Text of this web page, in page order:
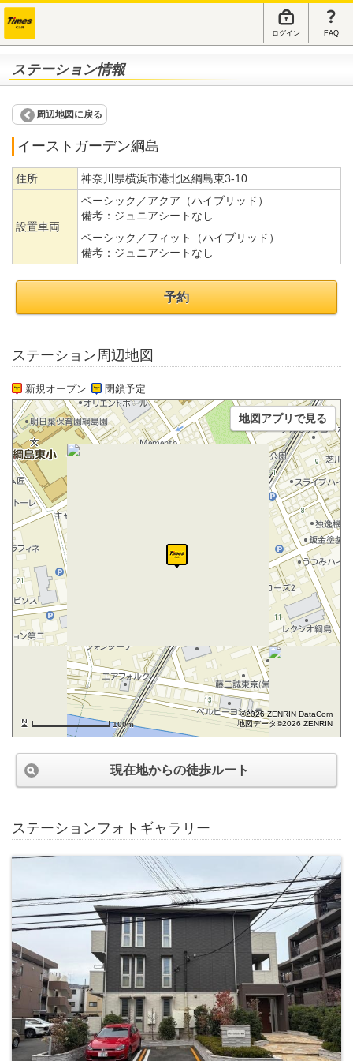
ログイン FAQ
ステーション情報
周辺地図に戻る
イーストガーデン綱島
住所 神奈川県横浜市港北区綱島東3-10
設置車両
ベーシック／アクア（ハイブリッド）
備考： ジュニアシートなし
ベーシック／フィット（ハイブリッド）
備考： ジュニアシートなし
予約
ステーション周辺地図
新規オープン 閉鎖予定
100m
©2026 ZENRIN DataCom
地図データ©2026 ZENRIN
地図アプリで見る
現在地からの徒歩ルート
ステーションフォトギャラリー